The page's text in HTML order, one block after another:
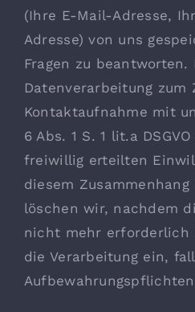
(Ihre E-Mail-Adresse,
Adresse) von uns
Fragen zu beantworten.
Datenverarbeitung zum
Kontaktaufnahme mit
6 Abs. 1 S. 1 lit.a
freiwillig erteilten
diesem
löschen wir, nachdem
nicht mehr erforderlich
die Verarbeitung ein,